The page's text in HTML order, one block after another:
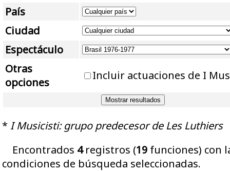
País
Ciudad
Espectáculo
Otras
opciones
Incluir actuaciones de I
* I Musicisti: grupo predecesor de Les Luthiers
Encontrados 4registros (19 funciones) con
condiciones de búsqueda seleccionadas.